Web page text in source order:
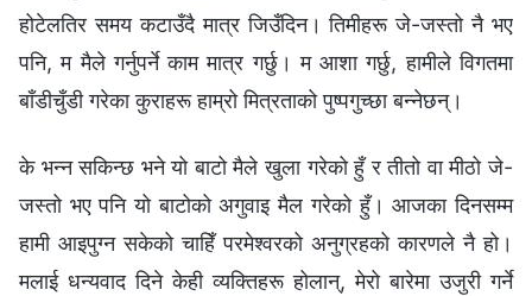
होटेलतिर समय कटाउँदै मात्र जिउँदिन। तिमीहरू जे-जस्तो नै भए
पनि, म मैले गर्नुपर्ने काम मात्र गर्छु। म आशा गर्छु, हामीले विगतमा
बाँडीचुँडी गरेका कुराहरू हाम्रो मित्रताको पुष्पगुच्छा बन्नेछन्।
के भन्न सकिन्छ भने यो बाटो मैले खुला गरेको हुँ र तीतो वा मीठो जे-
जस्तो भए पनि यो बाटोको अगुवाइ मैल गरेको हुँ। आजका दिनसम्म
हामी आइपुग्न सकेको चाहिँ परमेश्‍वरको अनुग्रहको कारणले नै हो।
मलाई धन्यवाद दिने केही व्यक्तिहरू होलान्, मेरो बारेमा उजुरी गर्ने